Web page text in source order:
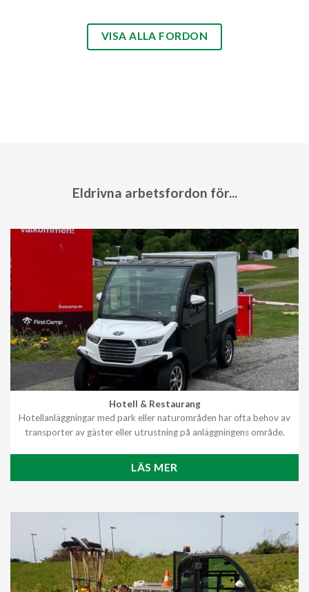
VISA ALLA FORDON
Eldrivna arbetsfordon för...
Hotell & Restaurang
Hotellanläggningar med park eller naturområden har ofta behov av
transporter av gäster eller utrustning på anläggningens område.
LÄS MER